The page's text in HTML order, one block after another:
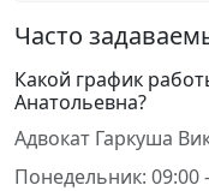
Часто
Какой график
Анатольевна?
Адвокат Гаркуша
Понедельник: 09:00